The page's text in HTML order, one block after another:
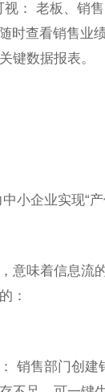
老板、销售
时查看销售业
键数据报表。
企业实现“产
味着信息流
：
售部门创建